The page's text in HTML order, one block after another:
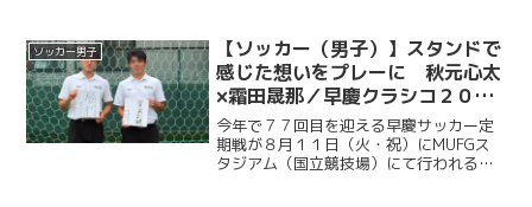
ピッチに立つ。今回ケイスポでは選手だ
けではなく、グラウンド...
ソッカー男子
【ソッカー（男子）】スタンドで
感じた想いをプレーに 秋元心太
×霜田晟那／早慶クラシコ２０２
６直前企画第３弾
今年で７７回目を迎える早慶サッカー定
期戦が８月１１日（火・祝）にMUFGス
タジアム（国立競技場）にて行われる。